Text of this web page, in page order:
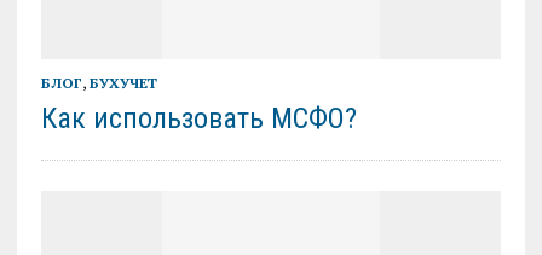
БЛОГ, БУХУЧЕТ
Как использовать МСФО?